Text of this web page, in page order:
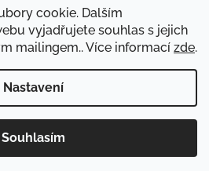
cookie. Dalším
vyjadřujete souhlas s jejich
mailingem.. Více informací zde.
Nastavení
Souhlasím
KE STAŽENÍ
2026Barekids
nastavení cookies